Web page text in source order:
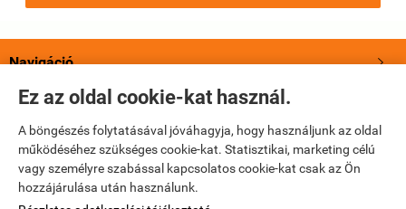
Ez az oldal cookie-kat használ.
A böngészés folytatásával jóváhagyja, hogy használjunk az oldal
működéséhez szükséges cookie-kat. Statisztikai, marketing célú
vagy személyre szabással kapcsolatos cookie-kat csak az Ön
hozzájárulása után használunk.
Navigáció 
Bemutatkozás